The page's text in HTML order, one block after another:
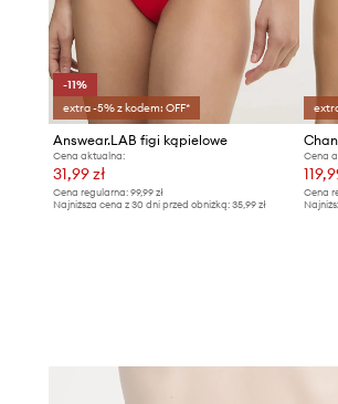
-11%
extra -5% z kodem: OFF*
Answear.LAB figi kąpielowe
Cena aktualna:
31,99 zł
Cena regularna: 99,99 zł
Najniższa cena z 30 dni przed obniżką: 35,99 zł
Cena
Cena